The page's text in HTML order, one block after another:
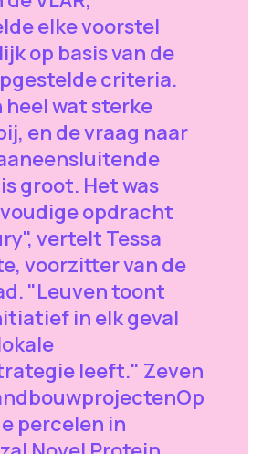
elke voorstel
op basis van de
criteria.
heel wat sterke
en de vraag naar
groot. Het was
opdracht
vertelt Tessa
voorzitter van de
"Leuven toont
in elk geval
leeft." Zeven
​Op
percelen in